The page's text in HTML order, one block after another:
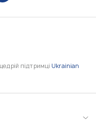
підтримці Ukrainian